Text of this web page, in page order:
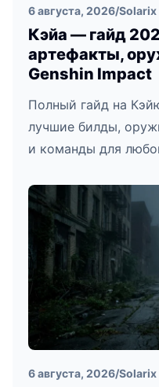
6 августа, 2026/Solarix
Кэйа — гайд
артефакты,
Genshin Impact
Полный гайд на
лучшие билды,
и команды для
6 августа, 2026/Solarix